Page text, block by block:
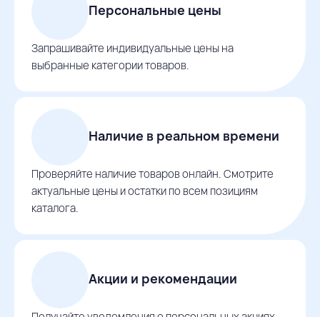
Персональные цены
Запрашивайте индивидуальные цены на
выбранные категории товаров.
Наличие в реальном времени
Проверяйте наличие товаров онлайн. Смотрите
актуальные цены и остатки по всем позициям
каталога.
Акции и рекомендации